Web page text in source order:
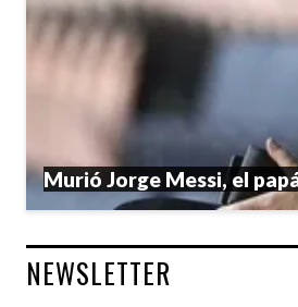
Murió Jorge Messi, el
NEWSLETTER